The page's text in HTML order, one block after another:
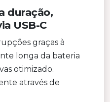
duração,
USB-C
graças à
longa da bateria
otimizado.
através de